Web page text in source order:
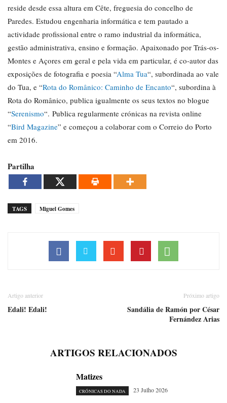
reside desde essa altura em Cête, freguesia do concelho de
Paredes. Estudou engenharia informática e tem pautado a
actividade profissional entre o ramo industrial da informática,
gestão administrativa, ensino e formação. Apaixonado por Trás-os-
Montes e Açores em geral e pela vida em particular, é co-autor das
exposições de fotografia e poesia “Alma Tua“, subordinada ao vale
do Tua, e “Rota do Românico: Caminho de Encanto“, subordina à
Rota do Românico, publica igualmente os seus textos no blogue
“Serenismo“. Publica regularmente crónicas na revista online
“Bird Magazine” e começou a colaborar com o Correio do Porto
em 2016.
Partilha
TAGS Miguel Gomes
Artigo anterior
Edali! Edali!
Próximo artigo
Sandália de Ramón por César
Fernández Arias
ARTIGOS RELACIONADOS
Matizes
CRÓNICAS DO NADA 23 Julho 2026